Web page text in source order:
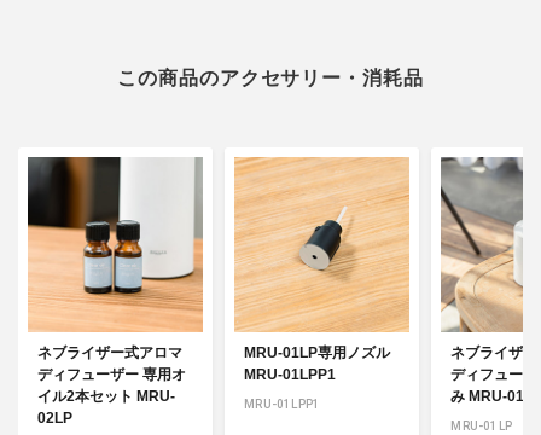
この商品のアクセサリー・消耗品
ネブライザー式アロマ
ディフューザー 専用オ
イル2本セット MRU-
02LP
MRU-01LP専用ノズル
MRU-01LPP1
MRU-01LPP1
ネブライザ
ディフュー
み MRU-
MRU-01LP